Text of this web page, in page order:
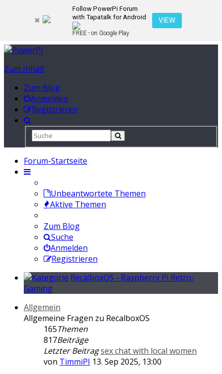
Follow PowerPi Forum
with Tapatalk for Android
FREE - on Google Play
VIEW
Zum Inhalt
Zum Blog
Anmelden
Registrieren
Forum-Startseite
Unbeantwortete Themen
Aktive Themen
Zum Blog
Suche
Anmelden
Registrieren
RecalboxOS - Raspberry Pi Retro-
Gaming
Allgemein
Allgemeine Fragen zu RecalboxOS
165Themen
817Beiträge
Letzter Beitragsex chat with local women
von TimmiPI 13. Sep 2025, 13:00